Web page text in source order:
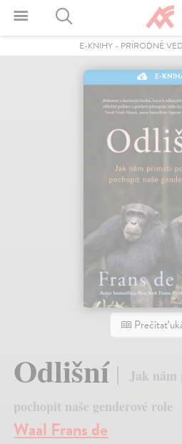
E-KNIHY - PRÍRODNÉ
E-
Prečítať
Odlišní
Jak
pochopit naše genderové role
Waal Frans de